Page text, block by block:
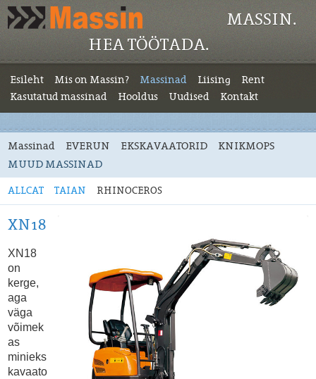
MASSIN.
HEA TÖÖTADA.
Esileht Mis on Massin? Massinad Liising
Rent
Kasutatud massinad
Hooldus Uudised Kontakt
Massinad EVERUN EKSKAVAATORID
KNIKMOPS
MUUD MASSINAD
ALLCAT TAIAN RHINOCEROS
XN18
XN18
on
kerge,
aga
väga
võimek
as
minieks
kavaato